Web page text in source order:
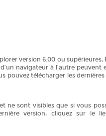
version 6.00 ou supérieures,
navigateur à l’autre peuvent
pouvez télécharger les dernières
ne sont visibles que si vous
version, cliquez sur le